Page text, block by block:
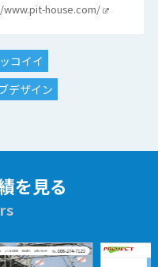
house.com/
コイイ
デザイン
を見る